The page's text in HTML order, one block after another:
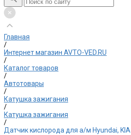
Главная
/
Интернет магазин AVTO-VED.RU
/
Каталог товаров
/
Автотовары
/
Катушка зажигания
/
Катушка зажигания
/
Датчик кислорода для а/м Hyundai, KIA